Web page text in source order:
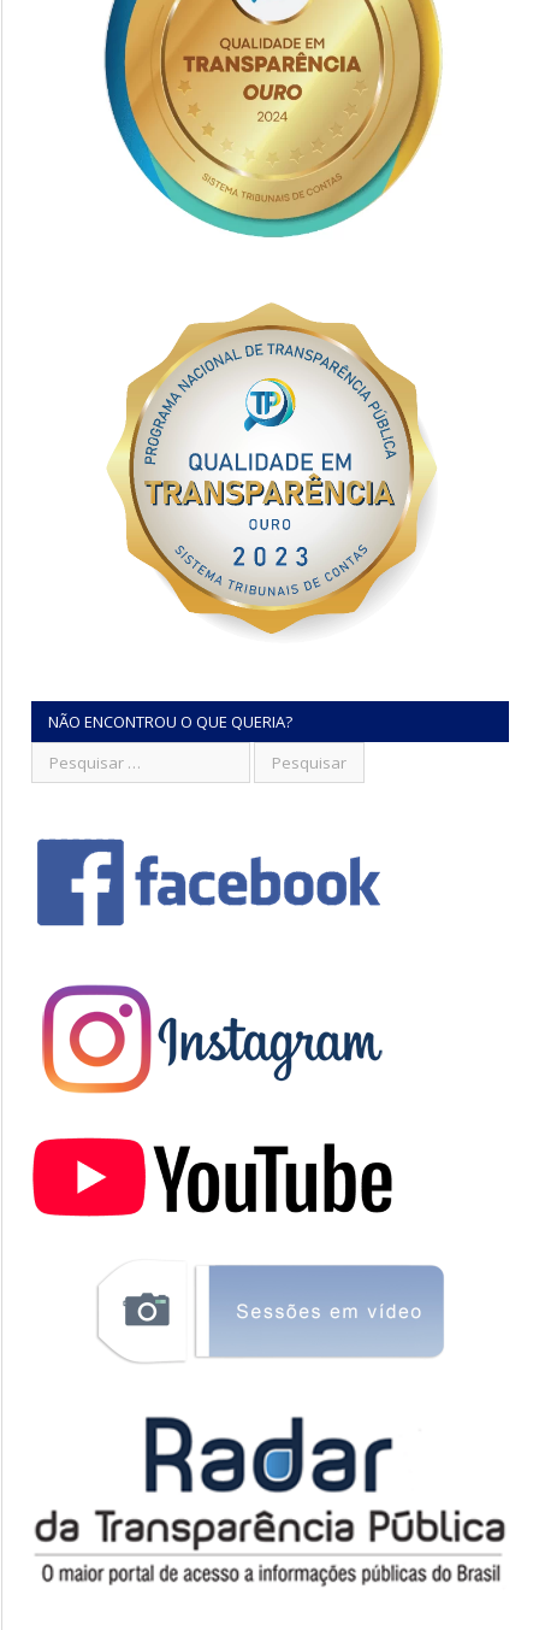
NÃO ENCONTROU O QUE QUERIA?